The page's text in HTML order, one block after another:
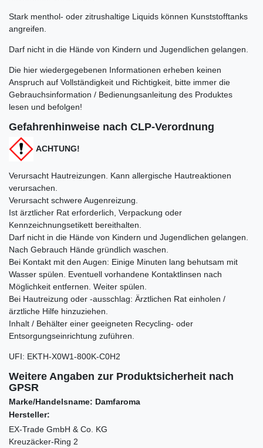
Stark menthol- oder zitrushaltige Liquids können Kunststofftanks
angreifen.
Darf nicht in die Hände von Kindern und Jugendlichen gelangen.
Die hier wiedergegebenen Informationen erheben keinen
Anspruch auf Vollständigkeit und Richtigkeit, bitte immer die
Gebrauchsinformation / Bedienungsanleitung des Produktes
lesen und befolgen!
Gefahrenhinweise nach CLP-Verordnung
ACHTUNG!
Verursacht Hautreizungen. Kann allergische Hautreaktionen
verursachen.
Verursacht schwere Augenreizung.
Ist ärztlicher Rat erforderlich, Verpackung oder
Kennzeichnungsetikett bereithalten.
Darf nicht in die Hände von Kindern und Jugendlichen gelangen.
Nach Gebrauch Hände gründlich waschen.
Bei Kontakt mit den Augen: Einige Minuten lang behutsam mit
Wasser spülen. Eventuell vorhandene Kontaktlinsen nach
Möglichkeit entfernen. Weiter spülen.
Bei Hautreizung oder -ausschlag: Ärztlichen Rat einholen /
ärztliche Hilfe hinzuziehen.
Inhalt / Behälter einer geeigneten Recycling- oder
Entsorgungseinrichtung zuführen.
UFI: EKTH-X0W1-800K-C0H2
Weitere Angaben zur Produktsicherheit nach
GPSR
Marke/Handelsname: Damfaroma
Hersteller:
EX-Trade GmbH & Co. KG
Kreuzäcker-Ring 2